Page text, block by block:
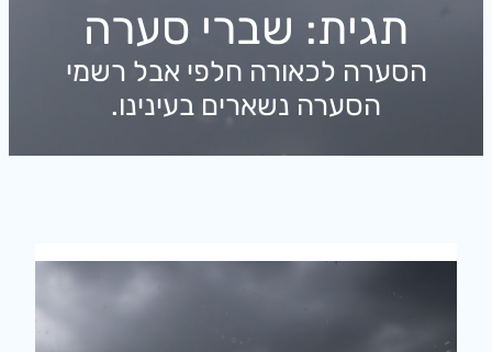
תגית: שברי סערה
הסערה לכאורה חלפי אבל רשמי
הסערה נשארים בעינינו.